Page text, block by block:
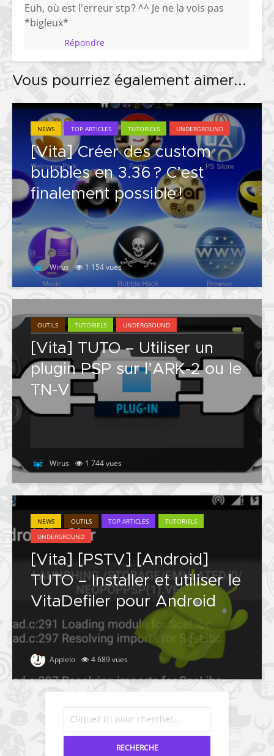
Euh, où est l'erreur stp ? ^^ Je ne la vois pas
*bigleux*
Répondre
Vous pourriez également aimer...
NEWS TOP ARTICLES TUTORIELS UNDERGROUND
[Vita] Créer des custom
bubbles en 3.36 ? C’est
finalement possible !
Wirus 1 154 vues
OUTILS TUTORIELS UNDERGROUND
[Vita] TUTO – Utiliser un
plugin PSP sur l’ARK-2 ou le
TN-V
Wirus 1 744 vues
NEWS OUTILS TOP ARTICLES
TUTORIELS
UNDERGROUND
[Vita] [PSTV] [Android]
TUTO – Installer et utiliser le
VitaDefiler pour Android
Applelo 4 689 vues
RECHERCHE